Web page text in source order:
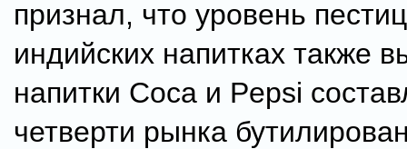
признал, что уровень
индийских напитках также
напитки Coca и Pepsi
четверти рынка